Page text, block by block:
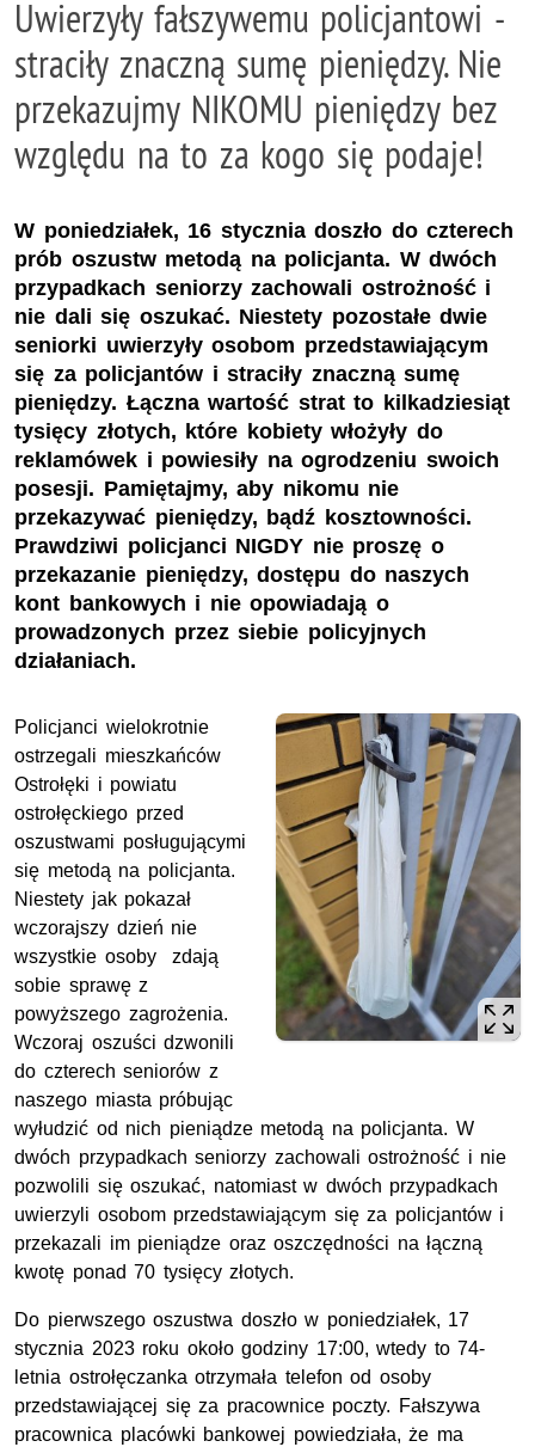
Uwierzyły fałszywemu policjantowi -
straciły znaczną sumę pieniędzy. Nie
przekazujmy NIKOMU pieniędzy bez
względu na to za kogo się podaje!
W poniedziałek, 16 stycznia doszło do czterech
prób oszustw metodą na policjanta. W dwóch
przypadkach seniorzy zachowali ostrożność i
nie dali się oszukać. Niestety pozostałe dwie
seniorki uwierzyły osobom przedstawiającym
się za policjantów i straciły znaczną sumę
pieniędzy. Łączna wartość strat to kilkadziesiąt
tysięcy złotych, które kobiety włożyły do
reklamówek i powiesiły na ogrodzeniu swoich
posesji. Pamiętajmy, aby nikomu nie
przekazywać pieniędzy, bądź kosztowności.
Prawdziwi policjanci NIGDY nie proszę o
przekazanie pieniędzy, dostępu do naszych
kont bankowych i nie opowiadają o
prowadzonych przez siebie policyjnych
działaniach.
Policjanci wielokrotnie
ostrzegali mieszkańców
Ostrołęki i powiatu
ostrołęckiego przed
oszustwami posługującymi
się metodą na policjanta.
Niestety jak pokazał
wczorajszy dzień nie
wszystkie osoby zdają
sobie sprawę z
powyższego zagrożenia.
Wczoraj oszuści dzwonili
do czterech seniorów z
naszego miasta próbując
wyłudzić od nich pieniądze metodą na policjanta. W
dwóch przypadkach seniorzy zachowali ostrożność i nie
pozwolili się oszukać, natomiast w dwóch przypadkach
uwierzyli osobom przedstawiającym się za policjantów i
przekazali im pieniądze oraz oszczędności na łączną
kwotę ponad 70 tysięcy złotych.
Do pierwszego oszustwa doszło w poniedziałek, 17
stycznia 2023 roku około godziny 17:00, wtedy to 74-
letnia ostrołęczanka otrzymała telefon od osoby
przedstawiającej się za pracownice poczty. Fałszywa
pracownica placówki bankowej powiedziała, że ma